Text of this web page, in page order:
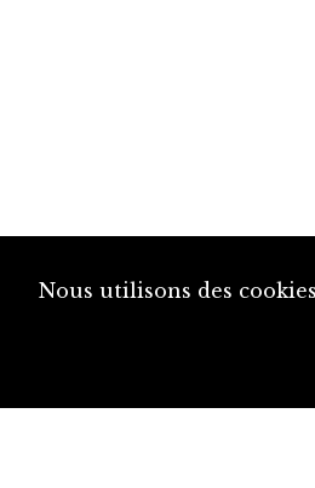
Nous utilisons des